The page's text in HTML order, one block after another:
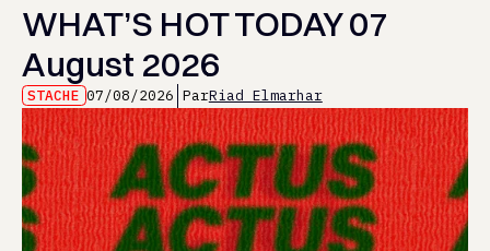
WHAT’S HOT TODAY 07
August 2026
STACHE 07/08/2026 ParRiad Elmarhar